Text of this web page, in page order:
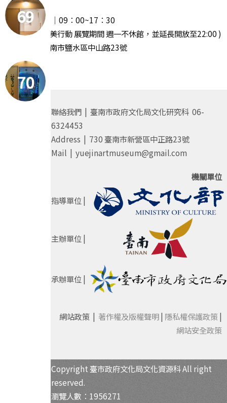
69
70
‧ 週一休館
‧ 開放時間 │09：00~17：30
( 2025 漫月美行動 展覽期間 週一不休館，並延長開放至22:00 )
· 地址｜臺南市鹽水區中山路23號
聯絡我們 | 臺南市政府文化局文化研究科 06-
6324453
Address | 730 臺南市新營區中正路23號
Mail | yuejinartmuseum@gmail.com
機關單位
指導單位 |
主辦單位 |
承辦單位 |
網站政策 | 著作權及版權聲明| 隱私權保護政策|
網站安全政策
Copyright 臺市政府文化局文化資源科 All right
reserved.
瀏覽人數：1956271